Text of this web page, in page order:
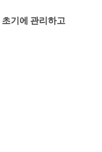
초기에 관리하고